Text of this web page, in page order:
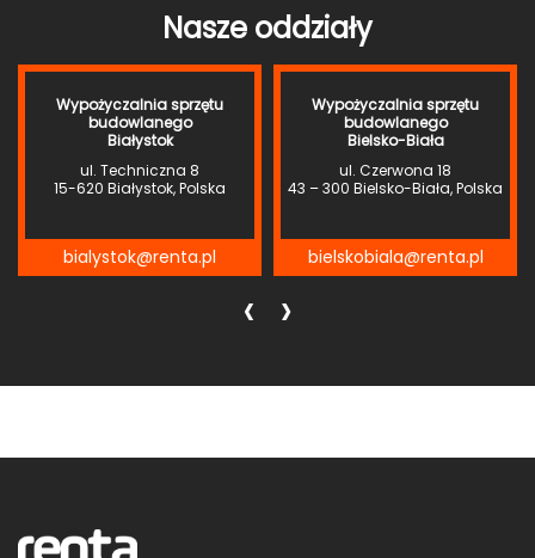
Nasze oddziały
Wypożyczalnia sprzętu
budowlanego
Białystok
ul. Techniczna 8
15-620 Białystok, Polska
bialystok@renta.pl
Wypożyczalnia sprzętu
budowlanego
Bielsko-Biała
ul. Czerwona 18
43 – 300 Bielsko-Biała, Polska
bielskobiala@renta.pl
‹ ›